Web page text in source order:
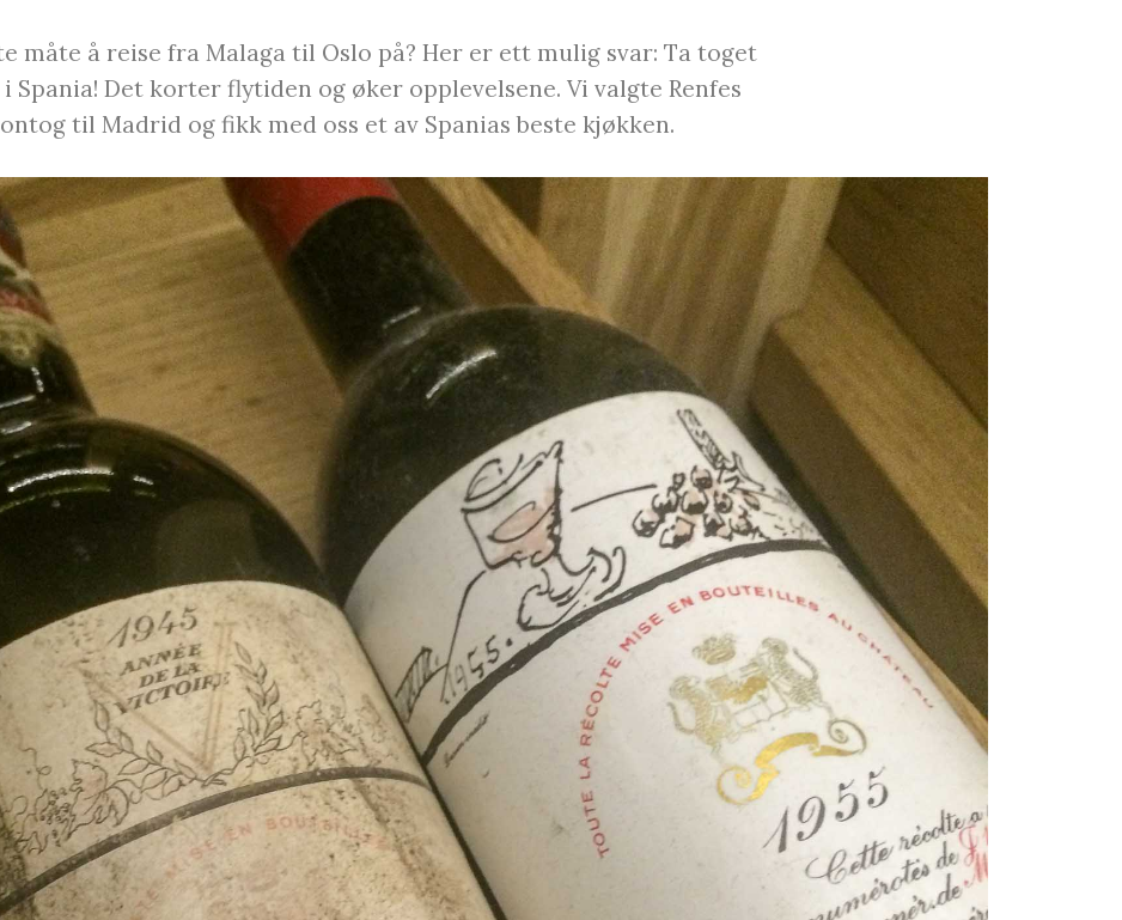
måte å reise fra Malaga til Oslo på? Her er ett mulig svar: Ta toget
Spania! Det korter flytiden og øker opplevelsene. Vi valgte Renfes
til Madrid og fikk med oss et av Spanias beste kjøkken.